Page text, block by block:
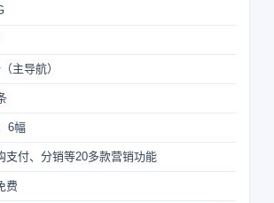
主导航）
6幅
支付、分销等20多款营销功能
费